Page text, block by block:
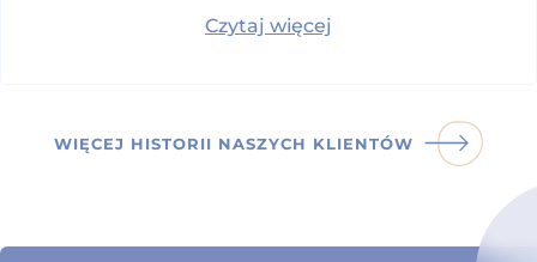
Czytaj więcej
WIĘCEJ HISTORII NASZYCH KLIENTÓW